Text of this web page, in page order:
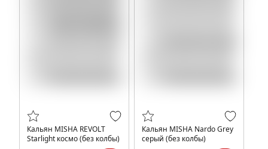
Кальян MISHA REVOLT
Starlight космо (без колбы)
Кальян MISHA Nardo Grey
серый (без колбы)